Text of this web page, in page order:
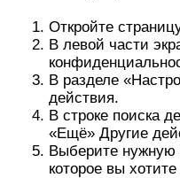
Откройте
В левой части
В разделе
действия.
В строке поиска
«Ещё» Другие
Выберите
которое вы